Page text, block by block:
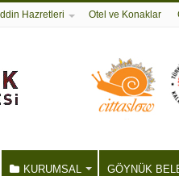
Hazretleri Otel ve Konaklar
KURUMSAL GÖYNÜK